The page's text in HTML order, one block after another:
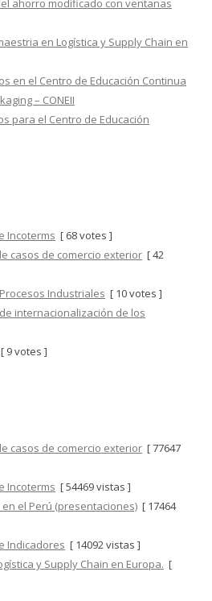
ahorro modificado con ventanas
en Logística y Supply Chain en
en el Centro de Educación Continua
– CONEII
para el Centro de Educación
Incoterms [ 68 votes ]
casos de comercio exterior [ 42
Industriales [ 10 votes ]
internacionalización de los
[ 9 votes ]
casos de comercio exterior [ 77647
Incoterms [ 54469 vistas ]
el Perú (presentaciones) [ 17464
Indicadores [ 14092 vistas ]
y Supply Chain en Europa. [